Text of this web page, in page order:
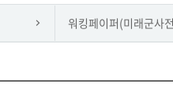
워킹페이퍼(미래군사